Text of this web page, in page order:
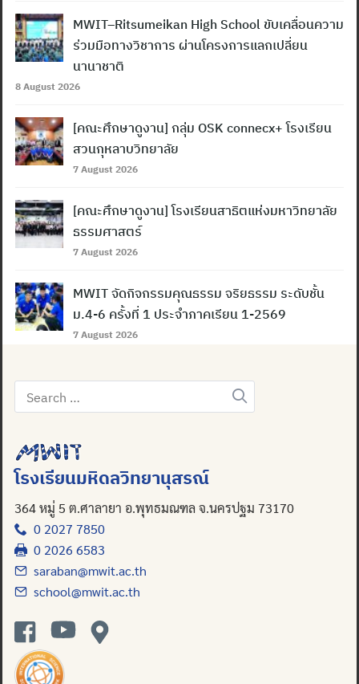
MWIT–Ritsumeikan High School ขับเคลื่อนความ
ร่วมมือทางวิชาการ ผ่านโครงการแลกเปลี่ยน
นานาชาติ
8 August 2026
[คณะศึกษาดูงาน] กลุ่ม OSK connecx+ โรงเรียน
สวนกุหลาบวิทยาลัย
7 August 2026
[คณะศึกษาดูงาน] โรงเรียนสาธิตแห่งมหาวิทยาลัย
ธรรมศาสตร์
7 August 2026
MWIT จัดกิจกรรมคุณธรรม จริยธรรม ระดับชั้น
ม.4-6 ครั้งที่ 1 ประจำภาคเรียน 1-2569
7 August 2026
Search
for:
โรงเรียนมหิดลวิทยานุสรณ์
364 หมู่ 5 ต.ศาลายา อ.พุทธมณฑล จ.นครปฐม 73170
0 2027 7850
0 2026 6583
saraban@mwit.ac.th
school@mwit.ac.th